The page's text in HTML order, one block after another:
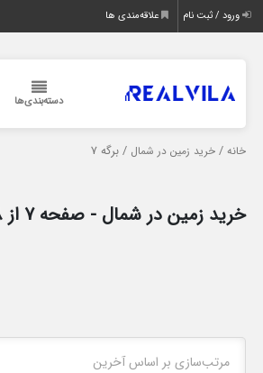
ورود / ثبت نام علاقه‌مندی ها
دسته‌بندی‌ها
خانه /خرید زمین در شمال / برگه 7
خرید زمین در شمال - صفحه 7 از 8 - رئال ویلا
مرتب‌سازی بر اساس آخرین